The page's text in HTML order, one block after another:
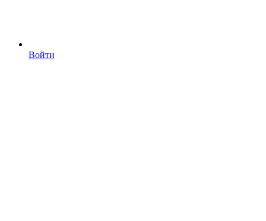
Войти